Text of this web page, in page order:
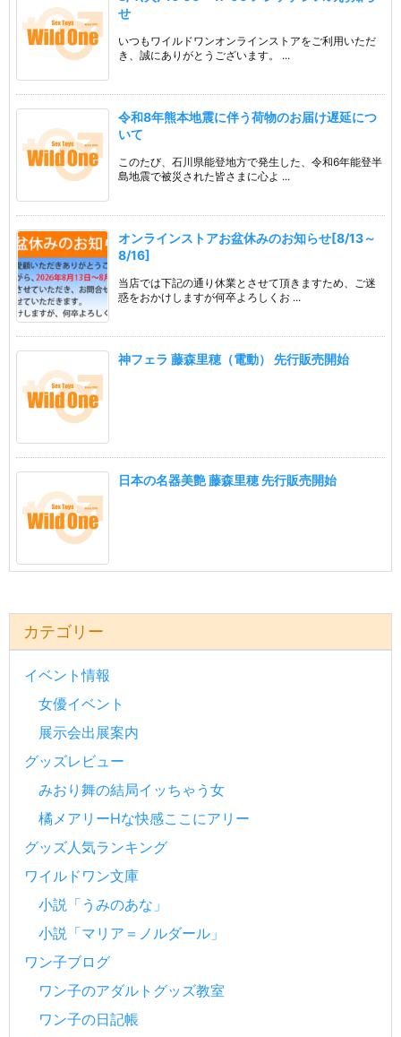
せ
いつもワイルドワンオンラインストアをご利用いただ
き、誠にありがとうございます。 ...
令和8年熊本地震に伴う荷物のお届け遅延につ
いて
このたび、石川県能登地方で発生した、令和6年能登半
島地震で被災された皆さまに心よ ...
オンラインストアお盆休みのお知らせ[8/13～
8/16]
当店では下記の通り休業とさせて頂きますため、ご迷
惑をおかけしますが何卒よろしくお ...
神フェラ 藤森里穂（電動） 先行販売開始
日本の名器美艶 藤森里穂 先行販売開始
カテゴリー
イベント情報
女優イベント
展示会出展案内
グッズレビュー
みおり舞の結局イッちゃう女
橘メアリーHな快感ここにアリー
グッズ人気ランキング
ワイルドワン文庫
小説「うみのあな」
小説「マリア＝ノルダール」
ワン子ブログ
ワン子のアダルトグッズ教室
ワン子の日記帳